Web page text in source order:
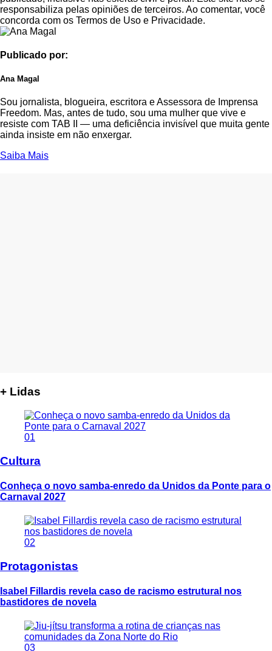
responsabiliza pelas opiniões de terceiros. Ao comentar, você
concorda com os Termos de Uso e Privacidade.
Publicado por:
Ana Magal
Sou jornalista, blogueira, escritora e Assessora de Imprensa
Freedom. Mas, antes de tudo, sou uma mulher que vive e
resiste com TAB II — uma deficiência invisível que muita gente
ainda insiste em não enxergar.
Saiba Mais
+ Lidas
01
Cultura
Conheça o novo samba-enredo da Unidos da Ponte para o
Carnaval 2027
02
Protagonistas
Isabel Fillardis revela caso de racismo estrutural nos
bastidores de novela
03